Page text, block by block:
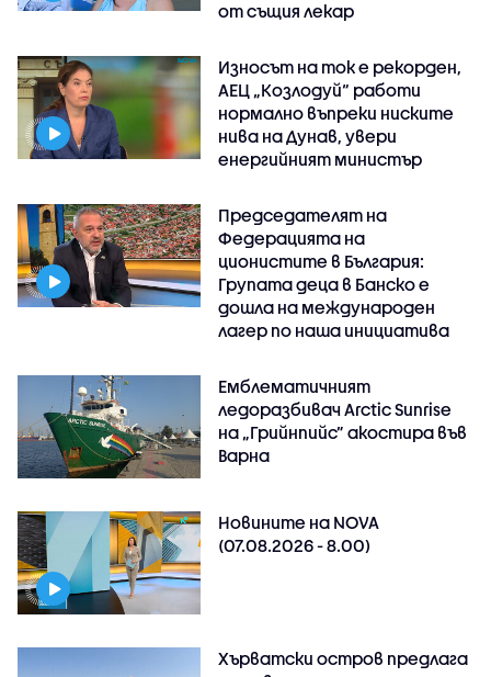
от същия лекар
Износът на ток е рекорден,
АЕЦ „Козлодуй“ работи
нормално въпреки ниските
нива на Дунав, увери
енергийният министър
Председателят на
Федерацията на
ционистите в България:
Групата деца в Банско е
дошла на международен
лагер по наша инициатива
Емблематичният
ледоразбивач Arctic Sunrise
на „Грийнпийс” акостира във
Варна
Новините на NOVA
(07.08.2026 - 8.00)
Хърватски остров предлага